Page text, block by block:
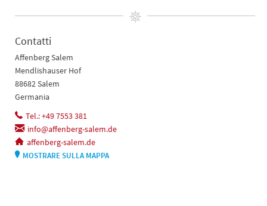
Contatti
Affenberg Salem
Mendlishauser Hof
88682 Salem
Germania
Tel.: +49 7553 381
info@affenberg-salem.de
affenberg-salem.de
MOSTRARE SULLA MAPPA